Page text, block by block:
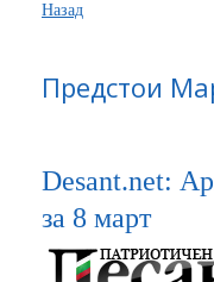
Назад
Предстои
Desant.net:
за 8 март